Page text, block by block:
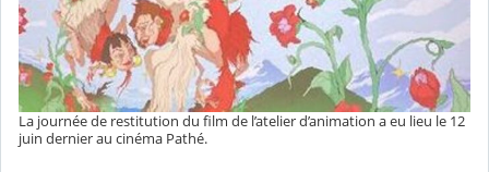
La journée de restitution du film de l’atelier d’animation a eu lieu le 12
juin dernier au cinéma Pathé.